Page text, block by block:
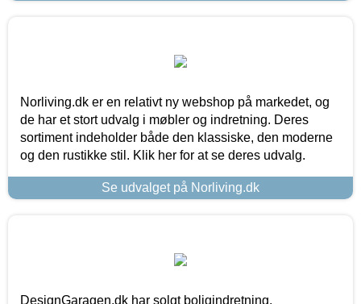
Norliving.dk er en relativt ny webshop på markedet, og
de har et stort udvalg i møbler og indretning. Deres
sortiment indeholder både den klassiske, den moderne
og den rustikke stil. Klik her for at se deres udvalg.
Se udvalget på Norliving.dk
DesignGaragen.dk har solgt boligindretning,